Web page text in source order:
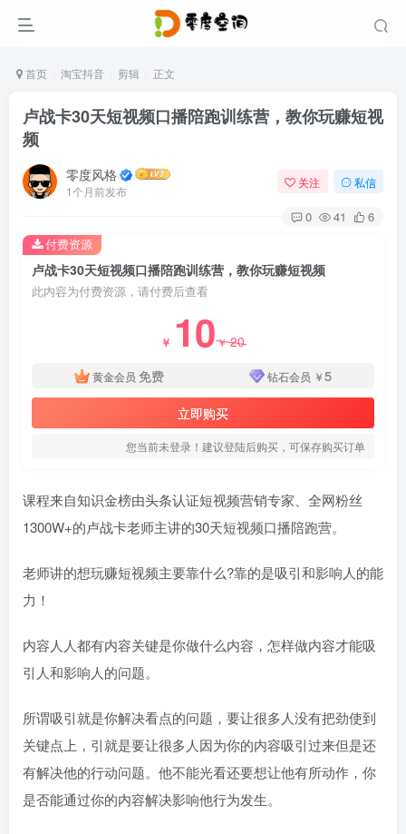
首页 淘宝抖音 剪辑 正文
卢战卡30天短视频口播陪跑训练营，教你玩赚短视
频
零度风格
1个月前发布
关注 私信
0 41 6
卢战卡30天短视频口播陪跑训练营，教你玩赚短视频
此内容为付费资源，请付费后查看
￥ 10￥20
黄金会员 免费 钻石会员 ￥5
立即购买
您当前未登录！建议登陆后购买，可保存购买订单
付费资源
课程来自知识金榜由头条认证短视频营销专家、全网粉丝
1300W+的卢战卡老师主讲的30天短视频口播陪跑营。
老师讲的想玩赚短视频主要靠什么?靠的是吸引和影响人的能
力！
内容人人都有内容关键是你做什么内容，怎样做内容才能吸
引人和影响人的问题。
所谓吸引就是你解决看点的问题，要让很多人没有把劲使到
关键点上，引就是要让很多人因为你的内容吸引过来但是还
有解决他的行动问题。他不能光看还要想让他有所动作，你
是否能通过你的内容解决影响他行为发生。